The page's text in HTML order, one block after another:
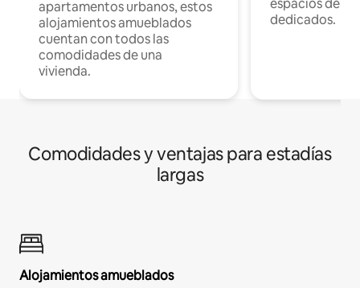
apartamentos urbanos, estos
alojamientos amueblados
cuentan con todos las
comodidades de una
vivienda.
dedicados.
Comodidades y ventajas para estadías
largas
Alojamientos amueblados